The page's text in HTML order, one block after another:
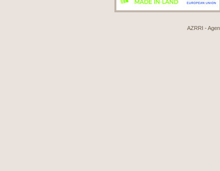
AZRRI -